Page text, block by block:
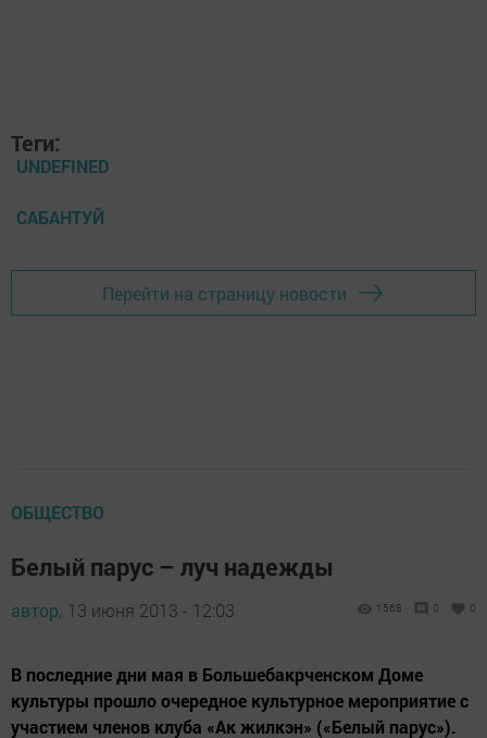
Теги:
UNDEFINED
САБАНТУЙ
Перейти на страницу новости
ОБЩЕСТВО
Белый парус – луч надежды
автор, 13 июня 2013 - 12:03 1568 0 0
В последние дни мая в Большебакрченском Доме
культуры прошло очередное культурное мероприятие с
участием членов клуба «Ак жилкэн» («Белый парус»).